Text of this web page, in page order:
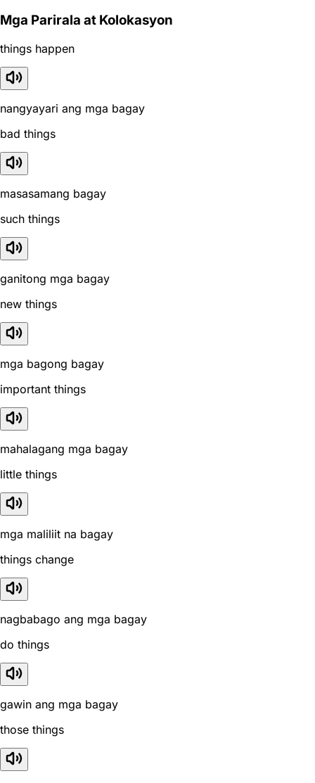
Mga Parirala at Kolokasyon
things happen
nangyayari ang mga bagay
bad things
masasamang bagay
such things
ganitong mga bagay
new things
mga bagong bagay
important things
mahalagang mga bagay
little things
mga maliliit na bagay
things change
nagbabago ang mga bagay
do things
gawin ang mga bagay
those things